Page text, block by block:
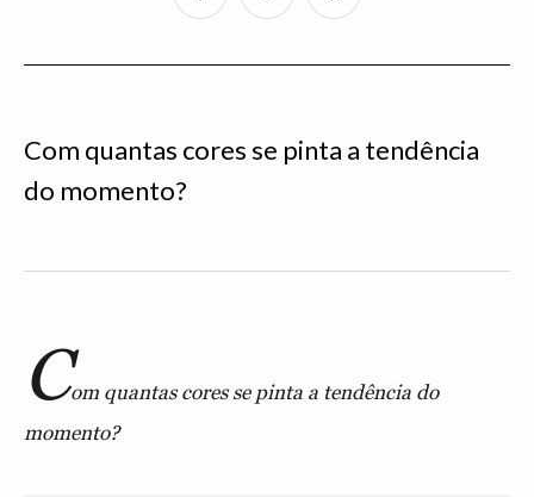
Com quantas cores se pinta a tendência
do momento?
Com quantas cores se pinta a tendência do
momento?